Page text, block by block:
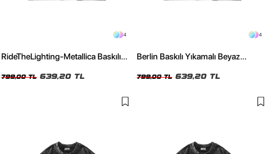
4
RideTheLighting-Metallica Baskılı
Tshirt
799,00 TL 639,20 TL
4
Berlin Baskılı Yıkamalı Beyaz
799,00 TL 639,20 TL